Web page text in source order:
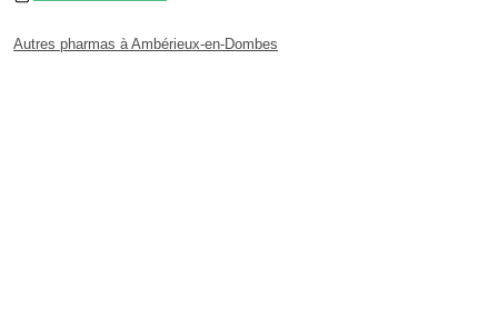
Autres pharmas à Ambérieux-en-Dombes